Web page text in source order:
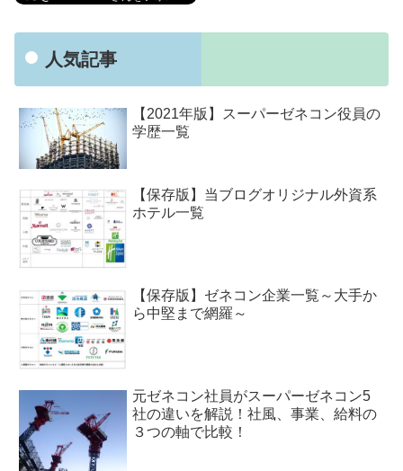
人気記事
【2021年版】スーパーゼネコン役員の
学歴一覧
【保存版】当ブログオリジナル外資系
ホテル一覧
【保存版】ゼネコン企業一覧～大手か
ら中堅まで網羅～
元ゼネコン社員がスーパーゼネコン5
社の違いを解説！社風、事業、給料の
３つの軸で比較！